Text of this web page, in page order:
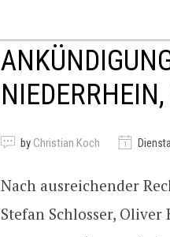
by Christian Koch
Nach ausreichender
Stefan Schlosser,